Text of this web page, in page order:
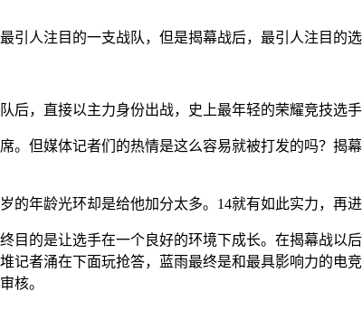
引人注目的一支战队，但是揭幕战后，最引人注目的
后，直接以主力身份出战，史上最年轻的荣耀竞技选手
。但媒体记者们的热情是这么容易就被打发的吗？
的年龄光环却是给他加分太多。14就有如此实力，再
目的是让选手在一个良好的环境下成长。在揭幕战
记者涌在下面玩抢答，蓝雨最终是和最具影响力的
核。